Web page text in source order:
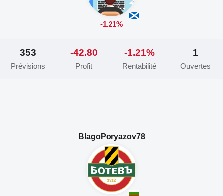
-1.21%
353
Prévisions
-42.80
Profit
-1.21%
Rentabilité
1
Ouvertes
BlagoPoryazov78